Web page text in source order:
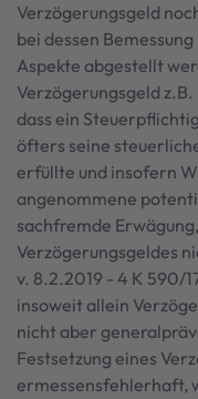
Verzögerungsgeld
bei dessen
Aspekte abgestellt
Verzögerungsgeld
dass ein
öfters seine
erfüllte und insofern
angenommene
sachfremde
Verzögerungsgeldes
v. 8.2.2019 - 4 K 590/
insoweit allein
nicht aber
Festsetzung eines
ermessensfehlerhaft,